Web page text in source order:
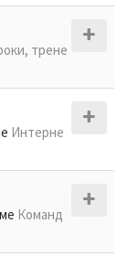
трене
Интерне
Команд